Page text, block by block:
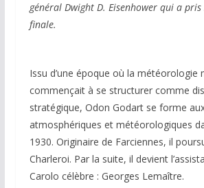
général Dwight D. Eisenhower qui a
finale.
Issu d’une époque où la météorologie
commençait à se structurer comme
stratégique, Odon Godart se forme
atmosphériques et météorologiques
1930. Originaire de Farciennes, il
Charleroi. Par la suite, il devient
Carolo célèbre : Georges Lemaître.